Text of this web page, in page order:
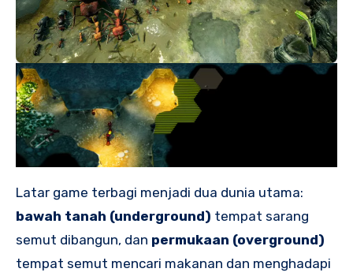
Latar game terbagi menjadi dua dunia utama:
bawah tanah (underground) tempat sarang
semut dibangun, dan permukaan (overground)
tempat semut mencari makanan dan menghadapi